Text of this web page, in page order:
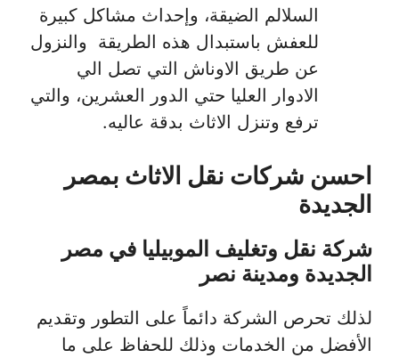
السلالم الضيقة، وإحداث مشاكل كبيرة
للعفش باستبدال هذه الطريقة والنزول
عن طريق الاوناش التي تصل الي
الادوار العليا حتي الدور العشرين، والتي
ترفع وتنزل الاثاث بدقة عاليه.
احسن شركات نقل الاثاث بمصر
الجديدة
شركة نقل وتغليف الموبيليا في مصر
الجديدة ومدينة نصر
لذلك تحرص الشركة دائماً على التطور وتقديم
الأفضل من الخدمات وذلك للحفاظ على ما